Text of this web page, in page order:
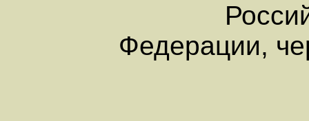
Федерации,